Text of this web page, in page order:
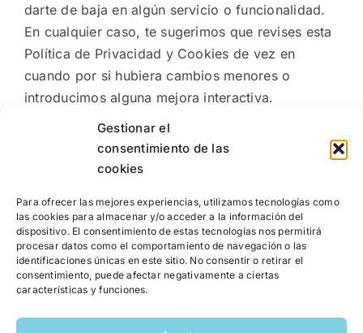
Gestionar el
consentimiento de las
cookies
Para ofrecer las mejores experiencias, utilizamos tecnologías como
las cookies para almacenar y/o acceder a la información del
dispositivo. El consentimiento de estas tecnologías nos permitirá
procesar datos como el comportamiento de navegación o las
identificaciones únicas en este sitio. No consentir o retirar el
consentimiento, puede afectar negativamente a ciertas
características y funciones.
darte de baja en algún servicio o funcionalidad.
En cualquier caso, te sugerimos que revises esta
Política de Privacidad y Cookies de vez en
cuando por si hubiera cambios menores o
introducimos alguna mejora interactiva.